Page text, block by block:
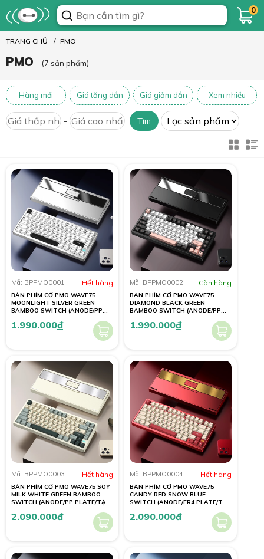
0
TRANG CHỦ PMO
PMO (7 sản phẩm)
Hàng mới Giá tăng dần Giá giảm dần Xem nhiều
- Tìm
Mã: BPPMO0001 Hết hàng
BÀN PHÍM CƠ PMO WAVE75
MOONLIGHT SILVER GREEN
BAMBOO SWITCH (ANODE/PP
1.990.000đ
Mã: BPPMO0002 Còn hàng
BÀN PHÍM CƠ PMO WAVE75
DIAMOND BLACK GREEN
BAMBOO SWITCH (ANODE/PP
1.990.000đ
Mã: BPPMO0003 Hết hàng
BÀN PHÍM CƠ PMO WAVE75 SOY
MILK WHITE GREEN BAMBOO
SWITCH (ANODE/PP PLATE/TẠ
2.090.000đ
Mã: BPPMO0004 Hết hàng
BÀN PHÍM CƠ PMO WAVE75
CANDY RED SNOW BLUE
SWITCH (ANODE/FR4 PLATE/TẠ
2.090.000đ